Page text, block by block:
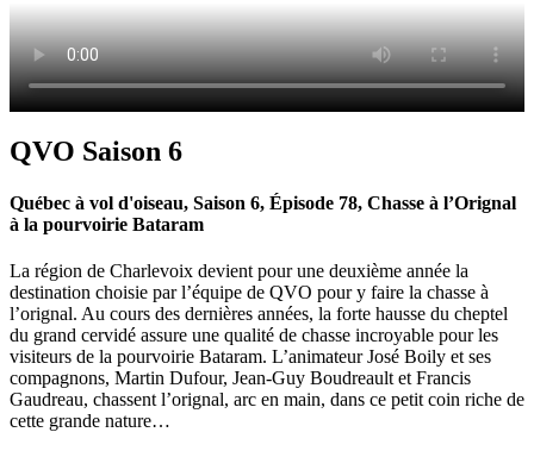
QVO Saison 6
Québec à vol d'oiseau, Saison 6, Épisode 78, Chasse à l’Orignal
à la pourvoirie Bataram
La région de Charlevoix devient pour une deuxième année la
destination choisie par l’équipe de QVO pour y faire la chasse à
l’orignal. Au cours des dernières années, la forte hausse du cheptel
du grand cervidé assure une qualité de chasse incroyable pour les
visiteurs de la pourvoirie Bataram. L’animateur José Boily et ses
compagnons, Martin Dufour, Jean-Guy Boudreault et Francis
Gaudreau, chassent l’orignal, arc en main, dans ce petit coin riche de
cette grande nature…